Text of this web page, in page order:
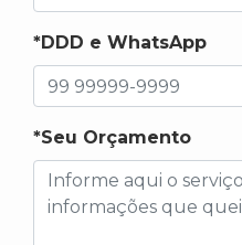
*DDD e WhatsApp
*Seu Orçamento